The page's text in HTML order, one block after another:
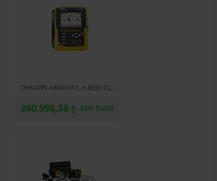
CHAUVIN ARNOUX C.A.8336 ÜÇ FAZLI TAŞINABILIR GÜÇ KALITESI ANALIZÖRÜ
360.998,36 KDV Dahil